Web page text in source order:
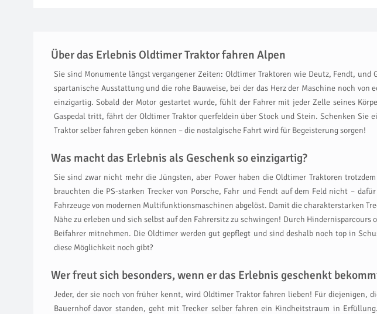
Über das Erlebnis Oldtimer Traktor fahren Alpen
Sie sind Monumente längst vergangener Zeiten: Oldtimer Traktoren wie Deutz, Fendt,
spartanische Ausstattung und die rohe Bauweise, bei der das Herz der Maschine noch
einzigartig. Sobald der Motor gestartet wurde, fühlt der Fahrer mit jeder Zelle seines
Gaspedal tritt, fährt der Oldtimer Traktor querfeldein über Stock und Stein. Schenken Sie
Traktor selber fahren geben können – die nostalgische Fahrt wird für Begeisterung sorgen!
Was macht das Erlebnis als Geschenk so einzigartig?
Sie sind zwar nicht mehr die Jüngsten, aber Power haben die Oldtimer Traktoren
brauchten die PS-starken Trecker von Porsche, Fahr und Fendt auf dem Feld nicht –
Fahrzeuge von modernen Multifunktionsmaschinen abgelöst. Damit die charakterstarken
Nähe zu erleben und sich selbst auf den Fahrersitz zu schwingen! Durch
Beifahrer mitnehmen. Die Oldtimer werden gut gepflegt und sind deshalb noch top in
diese Möglichkeit noch gibt?
Wer freut sich besonders, wenn er das Erlebnis geschenkt
Jeder, der sie noch von früher kennt, wird Oldtimer Traktor fahren lieben! Für diejenigen,
Bauernhof davor standen, geht mit Trecker selber fahren ein Kindheitstraum in